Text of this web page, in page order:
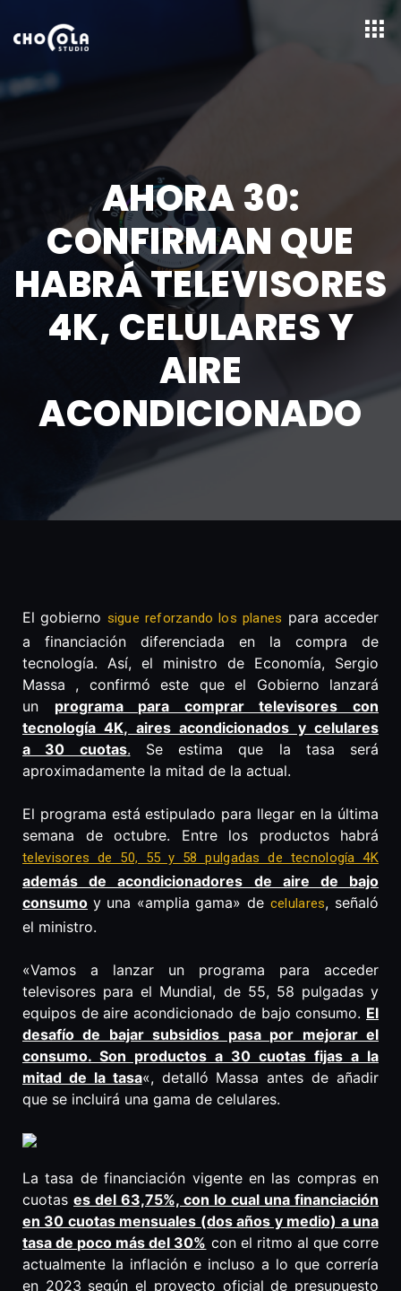
AHORA 30:
CONFIRMAN QUE
HABRÁ TELEVISORES
4K, CELULARES Y
AIRE
ACONDICIONADO
El gobierno sigue reforzando los planes para acceder
a financiación diferenciada en la compra de
tecnología. Así, el ministro de Economía, Sergio
Massa , confirmó este que el Gobierno lanzará
un programa para comprar televisores con
tecnología 4K, aires acondicionados y celulares
a 30 cuotas. Se estima que la tasa será
aproximadamente la mitad de la actual.
El programa está estipulado para llegar en la última
semana de octubre. Entre los productos habrá
televisores de 50, 55 y 58 pulgadas de tecnología 4K
además de acondicionadores de aire de bajo
consumo y una «amplia gama» de celulares, señaló
el ministro.
«Vamos a lanzar un programa para acceder
televisores para el Mundial, de 55, 58 pulgadas y
equipos de aire acondicionado de bajo consumo. El
desafío de bajar subsidios pasa por mejorar el
consumo. Son productos a 30 cuotas fijas a la
mitad de la tasa«, detalló Massa antes de añadir
que se incluirá una gama de celulares.
La tasa de financiación vigente en las compras en
cuotas es del 63,75%, con lo cual una financiación
en 30 cuotas mensuales (dos años y medio) a una
tasa de poco más del 30% con el ritmo al que corre
actualmente la inflación e incluso a lo que correría
en 2023 según el proyecto oficial de presupuesto